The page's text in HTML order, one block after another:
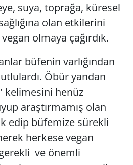
suya, toprağa, küresel
olan etkilerini
olmaya çağırdık.
büfenin varlığından
Öbür yandan
kelimesini henüz
araştırmamış olan
edip büfemize sürekli
herkese vegan
ve önemli